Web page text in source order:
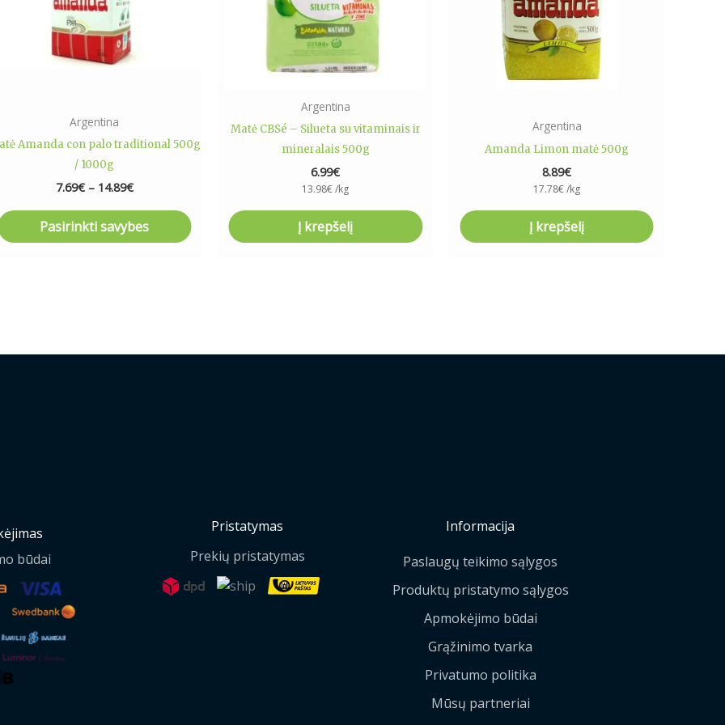
Argentina
Amanda con palo traditional 500g
/ 1000g
7.69€ – 14.89€
Pasirinkti savybes
options
may
be
the
product
page
Argentina
Matė CBSé – Silueta su vitaminais ir
mineralais 500g
6.99€
13.98€/kg
Į krepšelį
Argentina
Amanda Limon matė 500g
8.89€
17.78€/kg
Į krepšelį
būdai
Pristatymas
Prekių pristatymas
Informacija
Paslaugų teikimo sąlygos
Produktų pristatymo sąlygos
Apmokėjimo būdai
Grąžinimo tvarka
Privatumo politika
Mūsų partneriai